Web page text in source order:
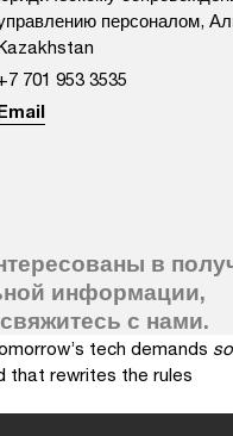
персоналом,
701 953 3535
в
информации,
с нами.
tech demands
that rewrites the rules